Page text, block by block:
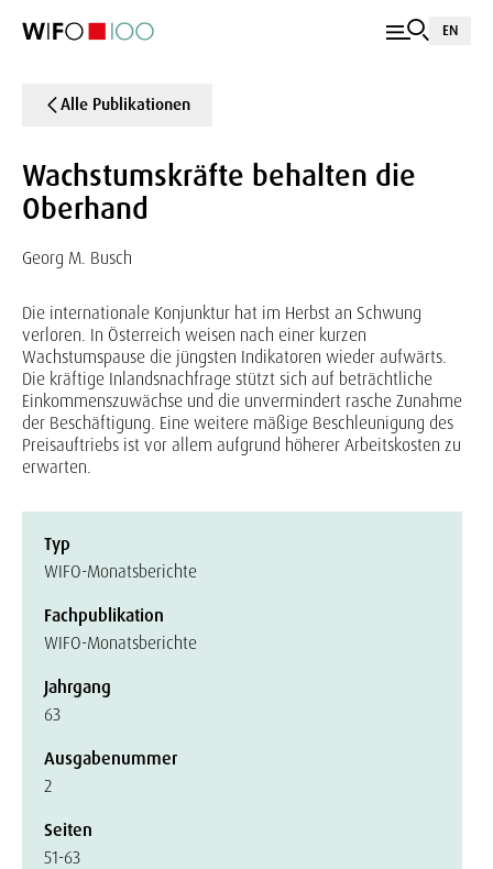
EN
Alle Publikationen
Wachstumskräfte behalten die
Oberhand
Georg M. Busch
Die internationale Konjunktur hat im Herbst an Schwung
verloren. In Österreich weisen nach einer kurzen
Wachstumspause die jüngsten Indikatoren wieder aufwärts.
Die kräftige Inlandsnachfrage stützt sich auf beträchtliche
Einkommenszuwächse und die unvermindert rasche Zunahme
der Beschäftigung. Eine weitere mäßige Beschleunigung des
Preisauftriebs ist vor allem aufgrund höherer Arbeitskosten zu
erwarten.
Typ
WIFO-Monatsberichte
Fachpublikation
WIFO-Monatsberichte
Jahrgang
63
Ausgabenummer
2
Seiten
51-63